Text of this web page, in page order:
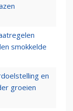
smokkelde
en
groeien